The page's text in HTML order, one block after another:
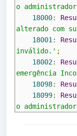
o
18000:
alterado com
18001 :
inválido.' ;
18002:
emergência
18098:
18099:
o